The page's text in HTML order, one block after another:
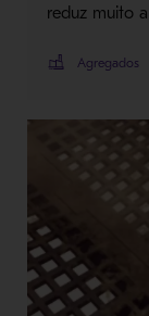
reduz muito
Agregados